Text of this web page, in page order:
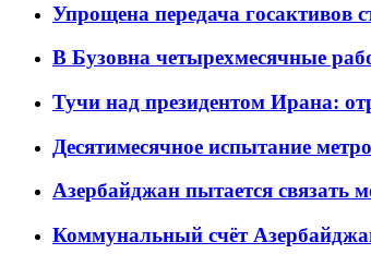
Упрощена передача госактивов
В Бузовна четырехмесячные
Тучи над президентом Ирана:
Десятимесячное испытание
Азербайджан пытается связать
Коммунальный счёт